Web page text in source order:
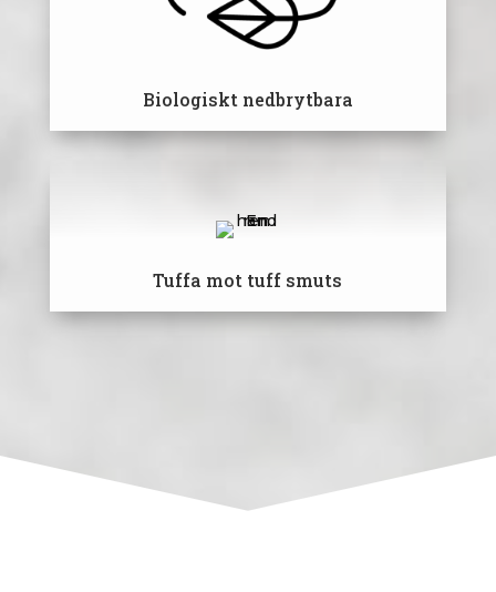
Biologiskt nedbrytbara
Tuffa mot tuff smuts